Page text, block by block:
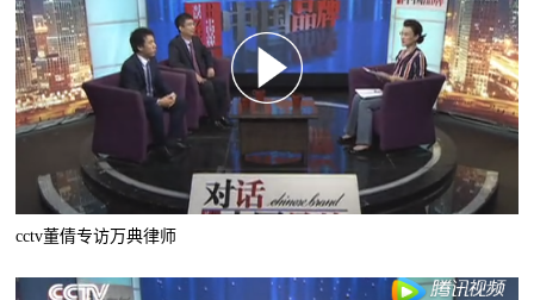
cctv董倩专访万典律师